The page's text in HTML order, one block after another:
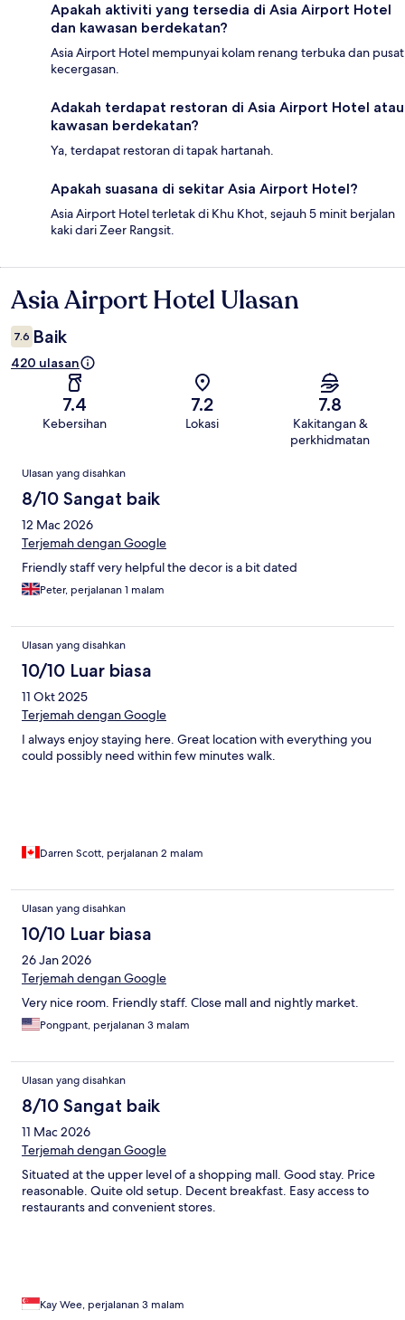
Apakah aktiviti yang tersedia di Asia Airport Hotel
dan kawasan berdekatan?
Asia Airport Hotel mempunyai kolam renang terbuka dan pusat
kecergasan.
Adakah terdapat restoran di Asia Airport Hotel atau
kawasan berdekatan?
Ya, terdapat restoran di tapak hartanah.
Apakah suasana di sekitar Asia Airport Hotel?
Asia Airport Hotel terletak di Khu Khot, sejauh 5 minit berjalan
kaki dari Zeer Rangsit.
Ulasan
Asia Airport Hotel Ulasan
7.6 Baik
420 ulasan
7.4
Kebersihan
7.2
Lokasi
7.8
Kakitangan &
perkhidmatan
Ulasan
Ulasan yang disahkan
8/10 Sangat baik
12 Mac 2026
Terjemah dengan Google
Friendly staff very helpful the decor is a bit dated
Peter, perjalanan 1 malam
Ulasan yang disahkan
10/10 Luar biasa
11 Okt 2025
Terjemah dengan Google
I always enjoy staying here. Great location with everything you
could possibly need within few minutes walk.
Darren Scott, perjalanan 2 malam
Ulasan yang disahkan
10/10 Luar biasa
26 Jan 2026
Terjemah dengan Google
Very nice room. Friendly staff. Close mall and nightly market.
Pongpant, perjalanan 3 malam
Ulasan yang disahkan
8/10 Sangat baik
11 Mac 2026
Terjemah dengan Google
Situated at the upper level of a shopping mall. Good stay. Price
reasonable. Quite old setup. Decent breakfast. Easy access to
restaurants and convenient stores.
Kay Wee, perjalanan 3 malam